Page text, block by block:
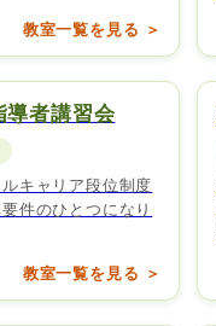
教室一覧を見る ＞
導者講習会
キャリア段位制度
件のひとつになり
教室一覧を見る ＞